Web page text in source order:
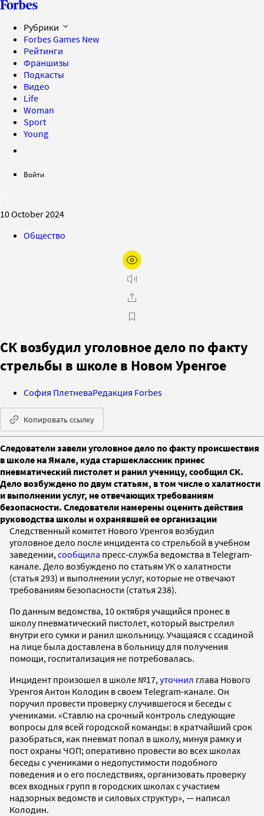
Рубрики
Forbes Games New
Рейтинги
Франшизы
Подкасты
Видео
Life
Woman
Sport
Young
Войти
10 October 2024
Общество
СК возбудил уголовное дело по факту
стрельбы в школе в Новом Уренгое
София ПлетневаРедакция Forbes
Копировать ссылку
Следователи завели уголовное дело по факту происшествия
в школе на Ямале, куда старшеклассник принес
пневматический пистолет и ранил ученицу, сообщил СК.
Дело возбуждено по двум статьям, в том числе о халатности
и выполнении услуг, не отвечающих требованиям
безопасности. Следователи намерены оценить действия
руководства школы и охранявшей ее организации
Следственный комитет Нового Уренгоя возбудил
уголовное дело после инцидента со стрельбой в учебном
заведении, сообщила пресс-служба ведомства в Telegram-
канале. Дело возбуждено по статьям УК о халатности
(статья 293) и выполнении услуг, которые не отвечают
требованиям безопасности (статья 238).
По данным ведомства, 10 октября учащийся пронес в
школу пневматический пистолет, который выстрелил
внутри его сумки и ранил школьницу. Учащаяся с ссадиной
на лице была доставлена в больницу для получения
помощи, госпитализация не потребовалась.
Инцидент произошел в школе №17, уточнил глава Нового
Уренгоя Антон Колодин в своем Telegram-канале. Он
поручил провести проверку случившегося и беседы с
учениками. «Ставлю на срочный контроль следующие
вопросы для всей городской команды: в кратчайший срок
разобраться, как пневмат попал в школу, минуя рамку и
пост охраны ЧОП; оперативно провести во всех школах
беседы с учениками о недопустимости подобного
поведения и о его последствиях, организовать проверку
всех входных групп в городских школах с участием
надзорных ведомств и силовых структур», — написал
Колодин.